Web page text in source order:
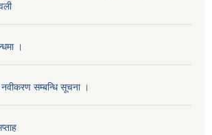
।
नवीकरण सम्बन्धि सूचना ।